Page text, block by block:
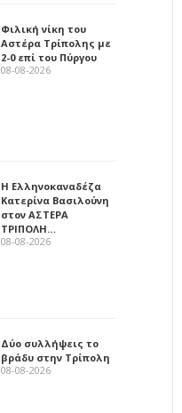
Φιλική νίκη του
Αστέρα Τρίπολης με
2-0 επί του Πύργου
08-08-2026
Η Ελληνοκαναδέζα
Κατερίνα Βασιλούνη
στον ΑΣΤΕΡΑ
ΤΡΙΠΟΛΗ…
08-08-2026
Δύο συλλήψεις το
βράδυ στην Τρίπολη
08-08-2026